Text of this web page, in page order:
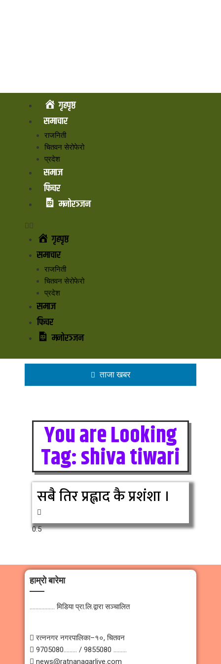
गृहपृष्ठ
समाचार
राजनिती
चितवन सेरोफेरो
प्रदेश
समाज
फिचर
मनोरञ्जन
गृहपृष्ठ
समाचार
राजनिती
चितवन सेरोफेरो
प्रदेश
समाज
फिचर
मनोरञ्जन
ताजा खबर
You are Looking
Tag: shiva tiwari
सबै तिर प्रह्लाद कै प्रशंशा ।
हाम्रो बारेमा
…………….. मिडिया प्रा.लि.द्वारा सञ्चालित
 रत्ननगर नगरपालिका–१०, चितवन
 9705080……… / 9855080 ………
 news@ratnanagarlive.com